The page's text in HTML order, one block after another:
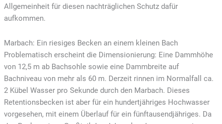
Allgemeinheit für diesen nachträglichen Schutz dafür
aufkommen.
Marbach: Ein riesiges Becken an einem kleinen Bach
Problematisch erscheint die Dimensionierung: Eine Dammhöhe
von 12,5 m ab Bachsohle sowie eine Dammbreite auf
Bachniveau von mehr als 60 m. Derzeit rinnen im Normalfall ca.
2 Kübel Wasser pro Sekunde durch den Marbach. Dieses
Retentionsbecken ist aber für ein hundertjähriges Hochwasser
vorgesehen, mit einem Überlauf für ein fünftausendjähriges. Da